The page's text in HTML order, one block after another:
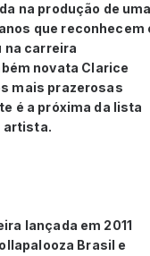
na produção de uma
que reconhecem
na carreira
novata Clarice
mais prazerosas
é a próxima da lista
artista.
lançada em 2011
Brasil e